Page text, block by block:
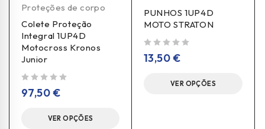
Proteções de corpo
Colete Proteção
Integral 1UP4D
Motocross Kronos
Junior
97,50€
VER OPÇÕES
PUNHOS 1UP4D
MOTO STRATON
13,50€
VER OPÇÕES